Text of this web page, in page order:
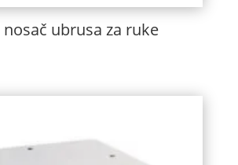
nosač ubrusa za ruke